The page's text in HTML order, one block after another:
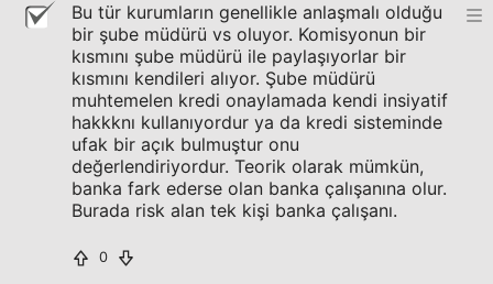
Bu tür kurumların genellikle anlaşmalı olduğu
bir şube müdürü vs oluyor. Komisyonun bir
kısmını şube müdürü ile paylaşıyorlar bir
kısmını kendileri alıyor. Şube müdürü
muhtemelen kredi onaylamada kendi insiyatif
hakkknı kullanıyordur ya da kredi sisteminde
ufak bir açık bulmuştur onu
değerlendiriyordur. Teorik olarak mümkün,
banka fark ederse olan banka çalışanına olur.
Burada risk alan tek kişi banka çalışanı.
0